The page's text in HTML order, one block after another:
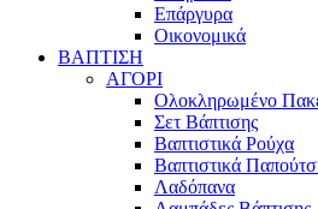
Επάργυρα
Οικονομικά
ΒΑΠΤΙΣΗ
ΑΓΟΡΙ
Ολοκληρωμένο
Σετ Βάπτισης
Βαπτιστικά Ρούχα
Βαπτιστικά
Λαδόπανα